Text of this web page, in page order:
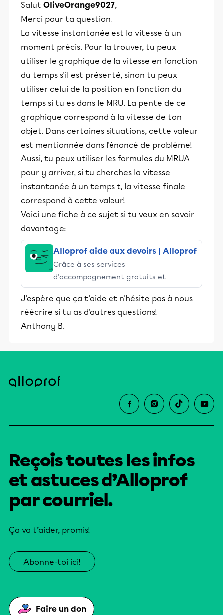
Salut OliveOrange9027,
Merci pour ta question!
La vitesse instantanée est la vitesse à un
moment précis. Pour la trouver, tu peux
utiliser le graphique de la vitesse en fonction
du temps s'il est présenté, sinon tu peux
utiliser celui de la position en fonction du
temps si tu es dans le MRU. La pente de ce
graphique correspond à la vitesse de ton
objet. Dans certaines situations, cette valeur
est mentionnée dans l'énoncé de problème!
Aussi, tu peux utiliser les formules du MRUA
pour y arriver, si tu cherches la vitesse
instantanée à un temps t, la vitesse finale
correspond à cette valeur!
Voici une fiche à ce sujet si tu veux en savoir
davantage:
Alloprof aide aux devoirs | Alloprof
Grâce à ses services
d’accompagnement gratuits et
stimulants, Alloprof engage les élèves
et leurs parents dans la réussite
éducative.
J'espère que ça t'aide et n'hésite pas à nous
réécrire si tu as d'autres questions!
Anthony B.
Reçois toutes les infos
et astuces d’Alloprof
par courriel.
Ça va t’aider, promis!
Abonne-toi ici!
Faire un don